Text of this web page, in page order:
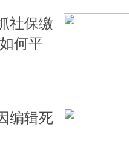
社保缴
何平
编辑死